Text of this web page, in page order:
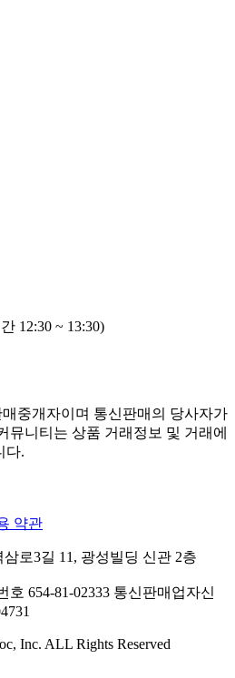
12:30 ~ 13:30)
중개자이며 통신판매의 당사자가
뮤니티는 상품 거래정보 및 거래에
다.
약관
로3길 11, 광성빌딩 신관 2층
호 654-81-02333 통신판매업자신
Inc. ALL Rights Reserved